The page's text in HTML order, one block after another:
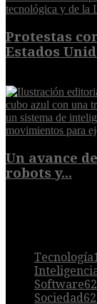
Protestas
Estados
Un avance
robots y...
Tecnología
Software
Sociedad